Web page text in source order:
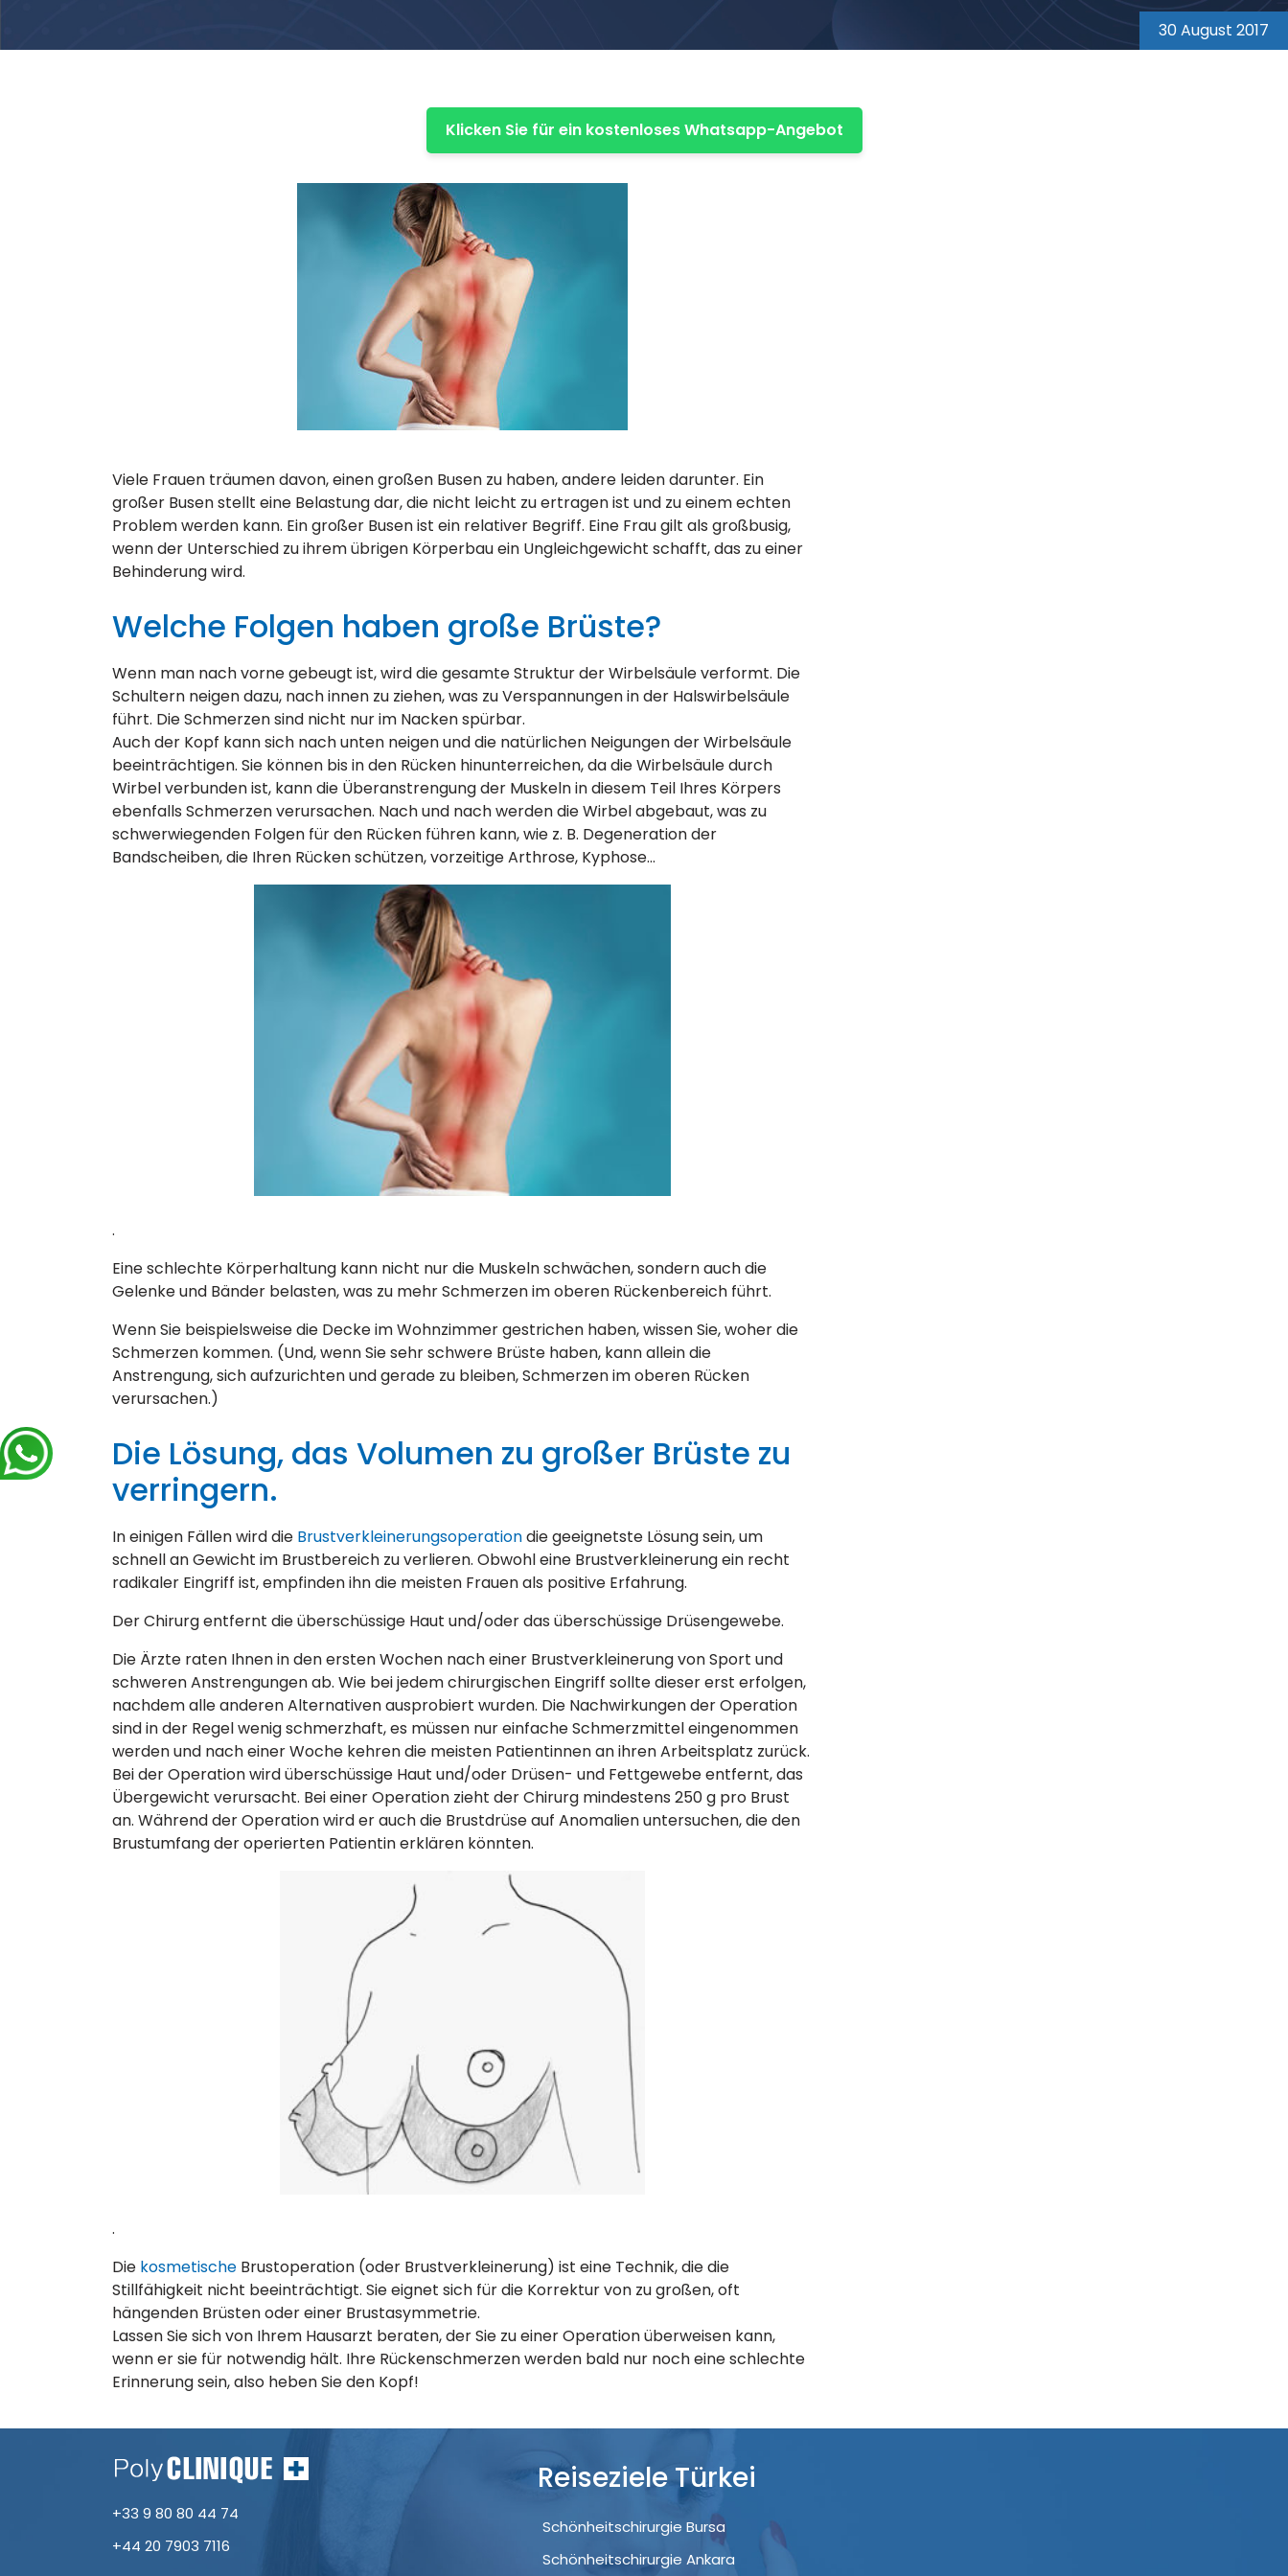
30 August 2017
Klicken Sie für ein kostenloses Whatsapp-Angebot
Viele Frauen träumen davon, einen großen Busen zu haben, andere leiden darunter. Ein
großer Busen stellt eine Belastung dar, die nicht leicht zu ertragen ist und zu einem echten
Problem werden kann. Ein großer Busen ist ein relativer Begriff. Eine Frau gilt als großbusig,
wenn der Unterschied zu ihrem übrigen Körperbau ein Ungleichgewicht schafft, das zu einer
Behinderung wird.
Welche Folgen haben große Brüste?
Wenn man nach vorne gebeugt ist, wird die gesamte Struktur der Wirbelsäule verformt. Die
Schultern neigen dazu, nach innen zu ziehen, was zu Verspannungen in der Halswirbelsäule
führt. Die Schmerzen sind nicht nur im Nacken spürbar.
Auch der Kopf kann sich nach unten neigen und die natürlichen Neigungen der Wirbelsäule
beeinträchtigen. Sie können bis in den Rücken hinunterreichen, da die Wirbelsäule durch
Wirbel verbunden ist, kann die Überanstrengung der Muskeln in diesem Teil Ihres Körpers
ebenfalls Schmerzen verursachen. Nach und nach werden die Wirbel abgebaut, was zu
schwerwiegenden Folgen für den Rücken führen kann, wie z. B. Degeneration der
Bandscheiben, die Ihren Rücken schützen, vorzeitige Arthrose, Kyphose…
.
Eine schlechte Körperhaltung kann nicht nur die Muskeln schwächen, sondern auch die
Gelenke und Bänder belasten, was zu mehr Schmerzen im oberen Rückenbereich führt.
Wenn Sie beispielsweise die Decke im Wohnzimmer gestrichen haben, wissen Sie, woher die
Schmerzen kommen. (Und, wenn Sie sehr schwere Brüste haben, kann allein die
Anstrengung, sich aufzurichten und gerade zu bleiben, Schmerzen im oberen Rücken
verursachen.)
Die Lösung, das Volumen zu großer Brüste zu
verringern.
In einigen Fällen wird die Brustverkleinerungsoperationdie geeignetste Lösung sein, um
schnell an Gewicht im Brustbereich zu verlieren. Obwohl eine Brustverkleinerung ein recht
radikaler Eingriff ist, empfinden ihn die meisten Frauen als positive Erfahrung.
Der Chirurg entfernt die überschüssige Haut und/oder das überschüssige Drüsengewebe.
Die Ärzte raten Ihnen in den ersten Wochen nach einer Brustverkleinerung von Sport und
schweren Anstrengungen ab. Wie bei jedem chirurgischen Eingriff sollte dieser erst erfolgen,
nachdem alle anderen Alternativen ausprobiert wurden. Die Nachwirkungen der Operation
sind in der Regel wenig schmerzhaft, es müssen nur einfache Schmerzmittel eingenommen
werden und nach einer Woche kehren die meisten Patientinnen an ihren Arbeitsplatz zurück.
Bei der Operation wird überschüssige Haut und/oder Drüsen- und Fettgewebe entfernt, das
Übergewicht verursacht. Bei einer Operation zieht der Chirurg mindestens 250 g pro Brust
an. Während der Operation wird er auch die Brustdrüse auf Anomalien untersuchen, die den
Brustumfang der operierten Patientin erklären könnten.
.
Die kosmetische Brustoperation (oder Brustverkleinerung) ist eine Technik, die die
Stillfähigkeit nicht beeinträchtigt. Sie eignet sich für die Korrektur von zu großen, oft
hängenden Brüsten oder einer Brustasymmetrie.
Lassen Sie sich von Ihrem Hausarzt beraten, der Sie zu einer Operation überweisen kann,
wenn er sie für notwendig hält. Ihre Rückenschmerzen werden bald nur noch eine schlechte
Erinnerung sein, also heben Sie den Kopf!
+33 9 80 80 44 74
+44 20 7903 7116
Reiseziele Türkei
Schönheitschirurgie Bursa
Schönheitschirurgie Ankara